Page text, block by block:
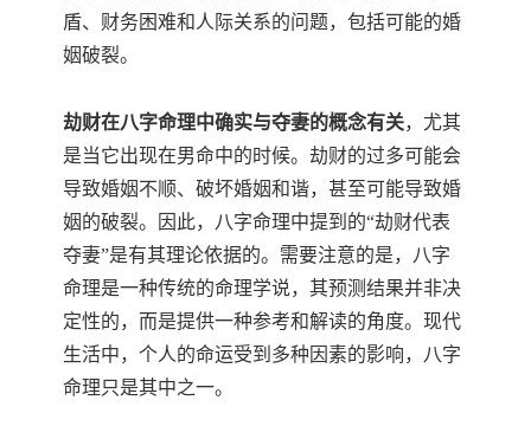
盾、财务困难和人际关系的问题，包括可能的婚
姻破裂。
劫财在八字命理中确实与夺妻的概念有关，尤其
是当它出现在男命中的时候。劫财的过多可能会
导致婚姻不顺、破坏婚姻和谐，甚至可能导致婚
姻的破裂。因此，八字命理中提到的“劫财代表
夺妻”是有其理论依据的。需要注意的是，八字
命理是一种传统的命理学说，其预测结果并非决
定性的，而是提供一种参考和解读的角度。现代
生活中，个人的命运受到多种因素的影响，八字
命理只是其中之一。